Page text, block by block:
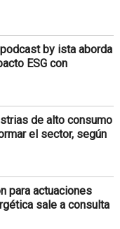
by ista aborda
ESG con
de alto consumo
el sector, según
para actuaciones
sale a consulta